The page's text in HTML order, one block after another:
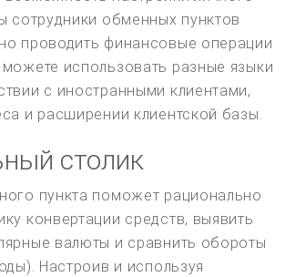
сотрудники обменных пунктов
проводить финансовые операции
использовать разные языки
с иностранными клиентами,
и расширении клиентской базы.
столик
пункта поможет рационально
конвертации средств, выявить
валюты и сравнить обороты
Настроив и используя